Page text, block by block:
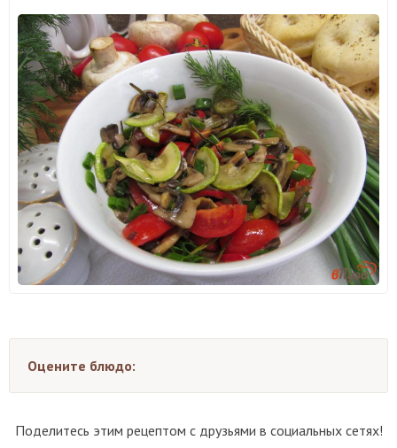
Оцените блюдо:
Поделитесь этим рецептом с друзьями в социальных сетях!